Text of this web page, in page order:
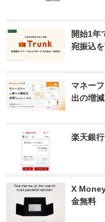
開始1年
宛振込
マネー
出の増
楽天銀
X
金無料